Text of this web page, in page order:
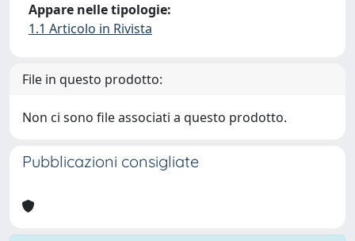
Appare nelle tipologie:
1.1 Articolo in Rivista
File in questo prodotto:
Non ci sono file associati a questo prodotto.
Pubblicazioni consigliate